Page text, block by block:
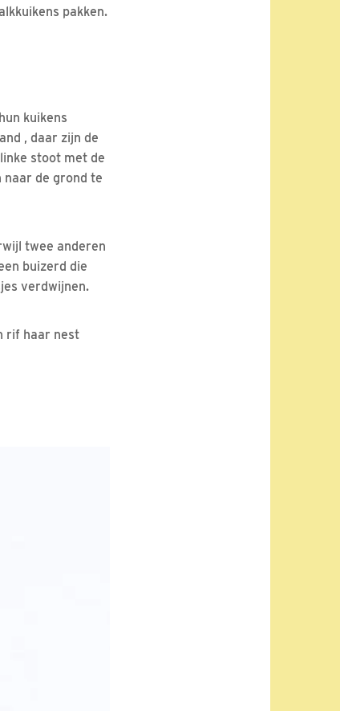
pakken.
kuikens
, daar zijn de
stoot met de
naar de grond te
twee anderen
buizerd die
verdwijnen.
rif haar nest